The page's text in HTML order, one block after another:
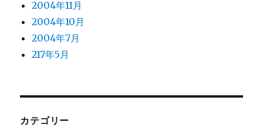
2004年11月
2004年10月
2004年7月
217年5月
カテゴリー